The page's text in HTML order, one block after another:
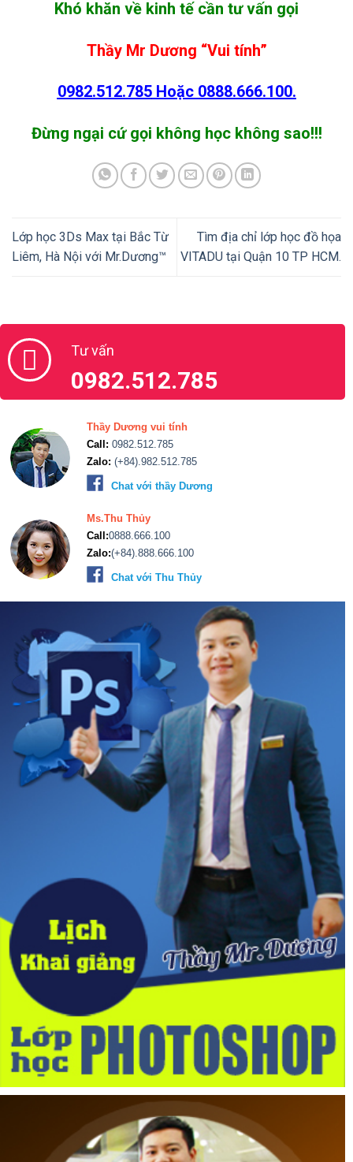
Khó khăn về kinh tế cần tư vấn gọi
Thầy Mr Dương “Vui tính”
0982.512.785Hoặc 0888.666.100.
Đừng ngại cứ gọi không học không sao!!!
Lớp học 3Ds Max tại Bắc Từ
Liêm, Hà Nội với Mr.Dương™
Tìm địa chỉ lớp học đồ họa
VITADU tại Quận 10 TP HCM.
Tư vấn
0982.512.785
Thầy Dương vui tính
Call: 0982.512.785
Zalo: (+84).982.512.785
Chat với thầy Dương
Ms.Thu Thủy
Call:0888.666.100
Zalo:(+84).888.666.100
Chat với Thu Thủy